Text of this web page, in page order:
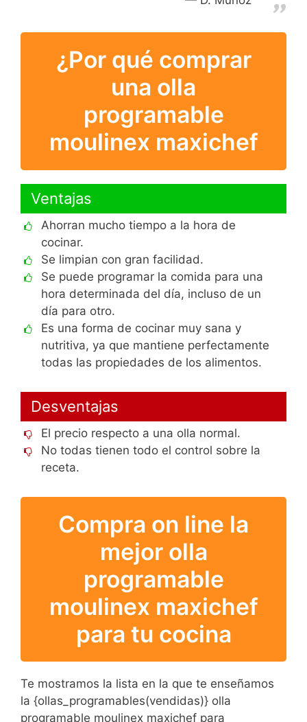
¿Por qué comprar
una olla
programable
moulinex maxichef
Ventajas
Ahorran mucho tiempo a la hora de
cocinar.
Se limpian con gran facilidad.
Se puede programar la comida para una
hora determinada del día, incluso de un
día para otro.
Es una forma de cocinar muy sana y
nutritiva, ya que mantiene perfectamente
todas las propiedades de los alimentos.
Desventajas
El precio respecto a una olla normal.
No todas tienen todo el control sobre la
receta.
Compra on line la
mejor olla
programable
moulinex maxichef
para tu cocina
Te mostramos la lista en la que te enseñamos
la {ollas_programables(vendidas)} olla
programable moulinex maxichef para